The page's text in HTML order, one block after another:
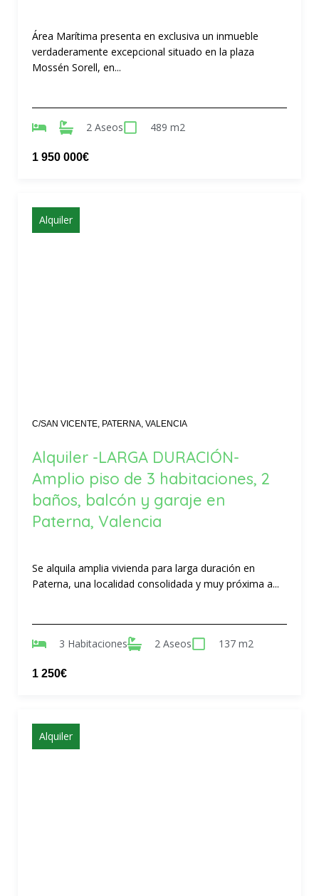
Área Marítima presenta en exclusiva un inmueble
verdaderamente excepcional situado en la plaza
Mossén Sorell, en...
2 Aseos 489 m2
1 950 000€
Alquiler
C/SAN VICENTE, PATERNA, VALENCIA
Alquiler -LARGA DURACIÓN-
Amplio piso de 3 habitaciones, 2
baños, balcón y garaje en
Paterna, Valencia
Se alquila amplia vivienda para larga duración en
Paterna, una localidad consolidada y muy próxima a...
3 Habitaciones 2 Aseos 137 m2
1 250€
Alquiler